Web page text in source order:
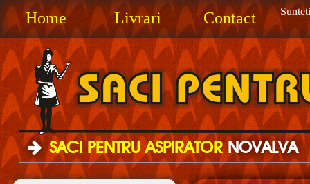
Home Livrari Contact
SACI PENTRU ASPIRATORNOVALVA